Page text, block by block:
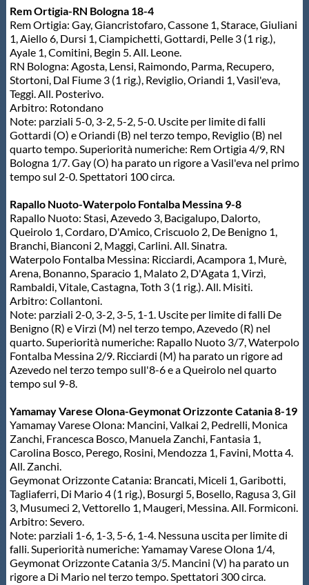
Videogallery
Intranet
Webmail
Contatti
Mappa del sito
Rem Ortigia-RN Bologna 18-4
Rem Ortigia: Gay, Giancristofaro, Cassone 1, Starace, Giuliani
1, Aiello 6, Dursi 1, Ciampichetti, Gottardi, Pelle 3 (1 rig.),
Ayale 1, Comitini, Begin 5. All. Leone.
RN Bologna: Agosta, Lensi, Raimondo, Parma, Recupero,
Stortoni, Dal Fiume 3 (1 rig.), Reviglio, Oriandi 1, Vasil'eva,
Teggi. All. Posterivo.
Arbitro: Rotondano
Note: parziali 5-0, 3-2, 5-2, 5-0. Uscite per limite di falli
Gottardi (O) e Oriandi (B) nel terzo tempo, Reviglio (B) nel
quarto tempo. Superiorità numeriche: Rem Ortigia 4/9, RN
Bologna 1/7. Gay (O) ha parato un rigore a Vasil'eva nel primo
tempo sul 2-0. Spettatori 100 circa.
Rapallo Nuoto-Waterpolo Fontalba Messina 9-8
Rapallo Nuoto: Stasi, Azevedo 3, Bacigalupo, Dalorto,
Queirolo 1, Cordaro, D'Amico, Criscuolo 2, De Benigno 1,
Branchi, Bianconi 2, Maggi, Carlini. All. Sinatra.
Waterpolo Fontalba Messina: Ricciardi, Acampora 1, Murè,
Arena, Bonanno, Sparacio 1, Malato 2, D'Agata 1, Virzì,
Rambaldi, Vitale, Castagna, Toth 3 (1 rig.). All. Misiti.
Arbitro: Collantoni.
Note: parziali 2-0, 3-2, 3-5, 1-1. Uscite per limite di falli De
Benigno (R) e Virzì (M) nel terzo tempo, Azevedo (R) nel
quarto. Superiorità numeriche: Rapallo Nuoto 3/7, Waterpolo
Fontalba Messina 2/9. Ricciardi (M) ha parato un rigore ad
Azevedo nel terzo tempo sull'8-6 e a Queirolo nel quarto
tempo sul 9-8.
Yamamay Varese Olona-Geymonat Orizzonte Catania 8-19
Yamamay Varese Olona: Mancini, Valkai 2, Pedrelli, Monica
Zanchi, Francesca Bosco, Manuela Zanchi, Fantasia 1,
Carolina Bosco, Perego, Rosini, Mendozza 1, Favini, Motta 4.
All. Zanchi.
Geymonat Orizzonte Catania: Brancati, Miceli 1, Garibotti,
Tagliaferri, Di Mario 4 (1 rig.), Bosurgi 5, Bosello, Ragusa 3, Gil
3, Musumeci 2, Vettorello 1, Maugeri, Messina. All. Formiconi.
Arbitro: Severo.
Note: parziali 1-6, 1-3, 5-6, 1-4. Nessuna uscita per limite di
falli. Superiorità numeriche: Yamamay Varese Olona 1/4,
Geymonat Orizzonte Catania 3/5. Mancini (V) ha parato un
rigore a Di Mario nel terzo tempo. Spettatori 300 circa.